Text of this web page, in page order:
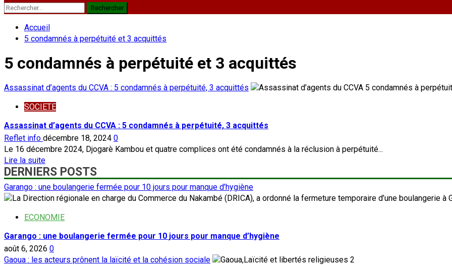
Rechercher :
Accueil
5 condamnés à perpétuité et 3 acquittés
5 condamnés à perpétuité et 3 acquittés
Assassinat d’agents du CCVA : 5 condamnés à perpétuité, 3 acquittés
SOCIETE
Assassinat d’agents du CCVA : 5 condamnés à perpétuité, 3 acquittés
Reflet info décembre 18, 2024 0
Le 16 décembre 2024, Djogarè Kambou et quatre complices ont été condamnés à la réclusion à perpétuité...
Lire la suiteEn
savoir
plus
sur
Assassinat
d’agents
CCVA
:
5
DERNIERS POSTS
Garango : une boulangerie fermée pour 10 jours pour manque d’hygiène
ECONOMIE
Garango : une boulangerie fermée pour 10 jours pour manque d’hygiène
août 6, 2026 0
Gaoua : les acteurs prônent la laïcité et la cohésion sociale
2